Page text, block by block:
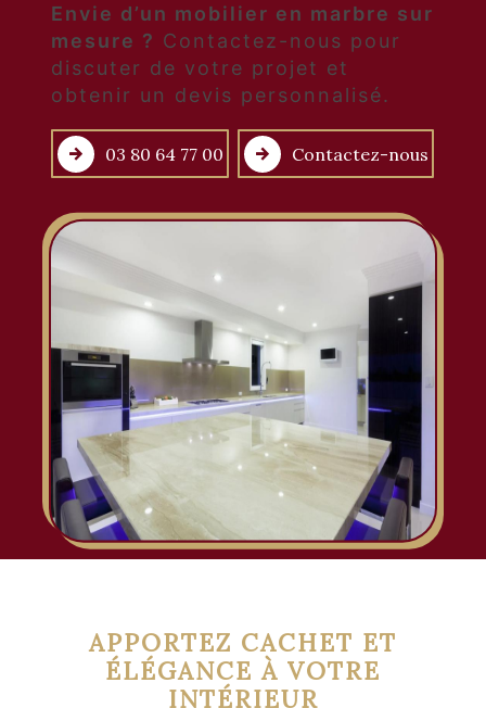
Envie d’un mobilier en marbre sur
mesure ? Contactez-nous pour
discuter de votre projet et
obtenir un devis personnalisé.
03 80 64 77 00 Contactez-nous
APPORTEZ CACHET ET
ÉLÉGANCE À VOTRE
INTÉRIEUR